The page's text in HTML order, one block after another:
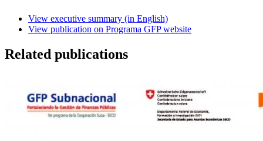
View executive summary (in English)
View publication on Programa GFP website
Related publications